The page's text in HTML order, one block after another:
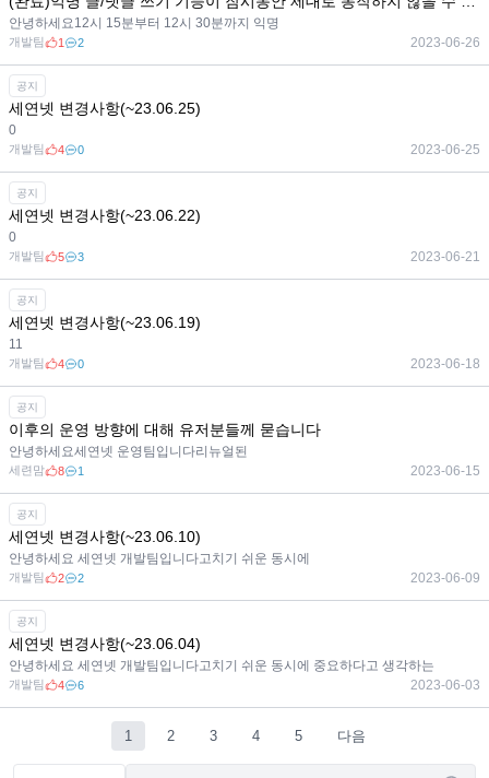
안녕하세요12시 15분부터 12시 30분까지 익명
개발팀 1 2 2023-06-26
공지
세연넷 변경사항(~23.06.25)
0
개발팀 4 0 2023-06-25
공지
세연넷 변경사항(~23.06.22)
0
개발팀 5 3 2023-06-21
공지
세연넷 변경사항(~23.06.19)
11
개발팀 4 0 2023-06-18
공지
이후의 운영 방향에 대해 유저분들께 묻습니다
안녕하세요세연넷 운영팀입니다리뉴얼된
세련맘 8 1 2023-06-15
공지
세연넷 변경사항(~23.06.10)
안녕하세요 세연넷 개발팀입니다고치기 쉬운 동시에
개발팀 2 2 2023-06-09
공지
세연넷 변경사항(~23.06.04)
안녕하세요 세연넷 개발팀입니다고치기 쉬운 동시에 중요하다고 생각하는
개발팀 4 6 2023-06-03
1 2 3 4 5 다음